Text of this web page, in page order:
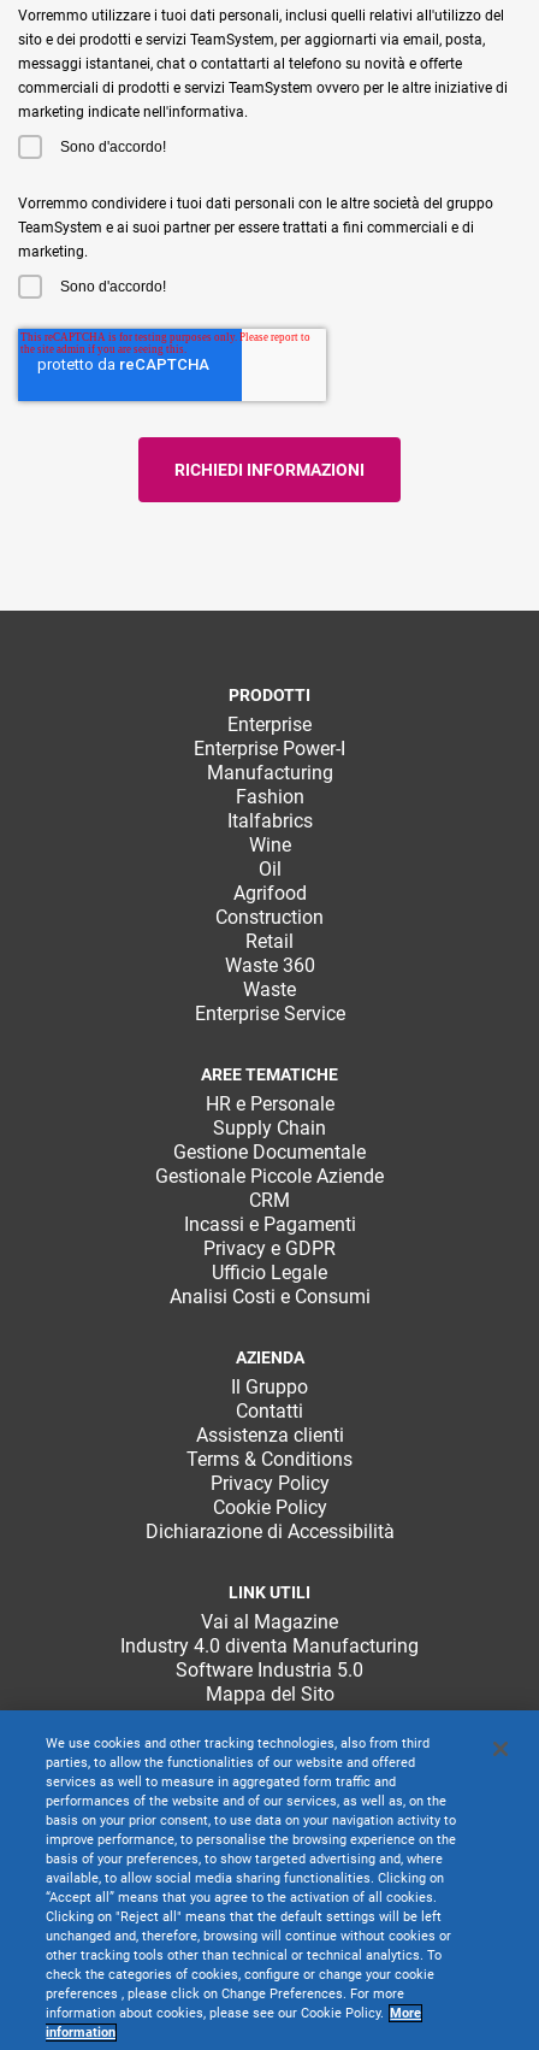
Vorremmo utilizzare i tuoi dati personali, inclusi quelli relativi all'utilizzo del
sito e dei prodotti e servizi TeamSystem, per aggiornarti via email, posta,
messaggi istantanei, chat o contattarti al telefono su novità e offerte
commerciali di prodotti e servizi TeamSystem ovvero per le altre iniziative di
marketing indicate nell'informativa.
Sono d'accordo!
Vorremmo condividere i tuoi dati personali con le altre società del gruppo
TeamSystem e ai suoi partner per essere trattati a fini commerciali e di
marketing.
Sono d'accordo!
PRODOTTI
Enterprise
Enterprise Power-I
Manufacturing
Fashion
Italfabrics
Wine
Oil
Agrifood
Construction
Retail
Waste 360
Waste
Enterprise Service
AREE TEMATICHE
HR e Personale
Supply Chain
Gestione Documentale
Gestionale Piccole Aziende
CRM
Incassi e Pagamenti
Privacy e GDPR
Ufficio Legale
Analisi Costi e Consumi
AZIENDA
Il Gruppo
Contatti
Assistenza clienti
Terms & Conditions
Privacy Policy
Cookie Policy
Dichiarazione di Accessibilità
LINK UTILI
Vai al Magazine
Industry 4.0 diventa Manufacturing
Software Industria 5.0
Mappa del Sito
TeamSystem S.p.A. società con socio unico soggetta all’attività di direzione e
coordinamento di TeamSystem Holdco S.p.A. - Cap. Soc. € 24.000.000 I.v. -
We use cookies and other tracking technologies, also from third
parties, to allow the functionalities of our website and offered
services as well to measure in aggregated form traffic and
performances of the website and of our services, as well as, on the
basis on your prior consent, to use data on your navigation activity to
improve performance, to personalise the browsing experience on the
basis of your preferences, to show targeted advertising and, where
available, to allow social media sharing functionalities. Clicking on
“Accept all” means that you agree to the activation of all cookies.
Clicking on "Reject all" means that the default settings will be left
unchanged and, therefore, browsing will continue without cookies or
other tracking tools other than technical or technical analytics. To
check the categories of cookies, configure or change your cookie
preferences , please click on Change Preferences. For more
information about cookies, please see our Cookie Policy. More
information